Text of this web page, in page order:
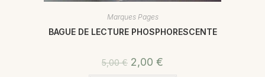
Marques Pages
BAGUE DE LECTURE PHOSPHORESCENTE
5,00€ 2,00 €